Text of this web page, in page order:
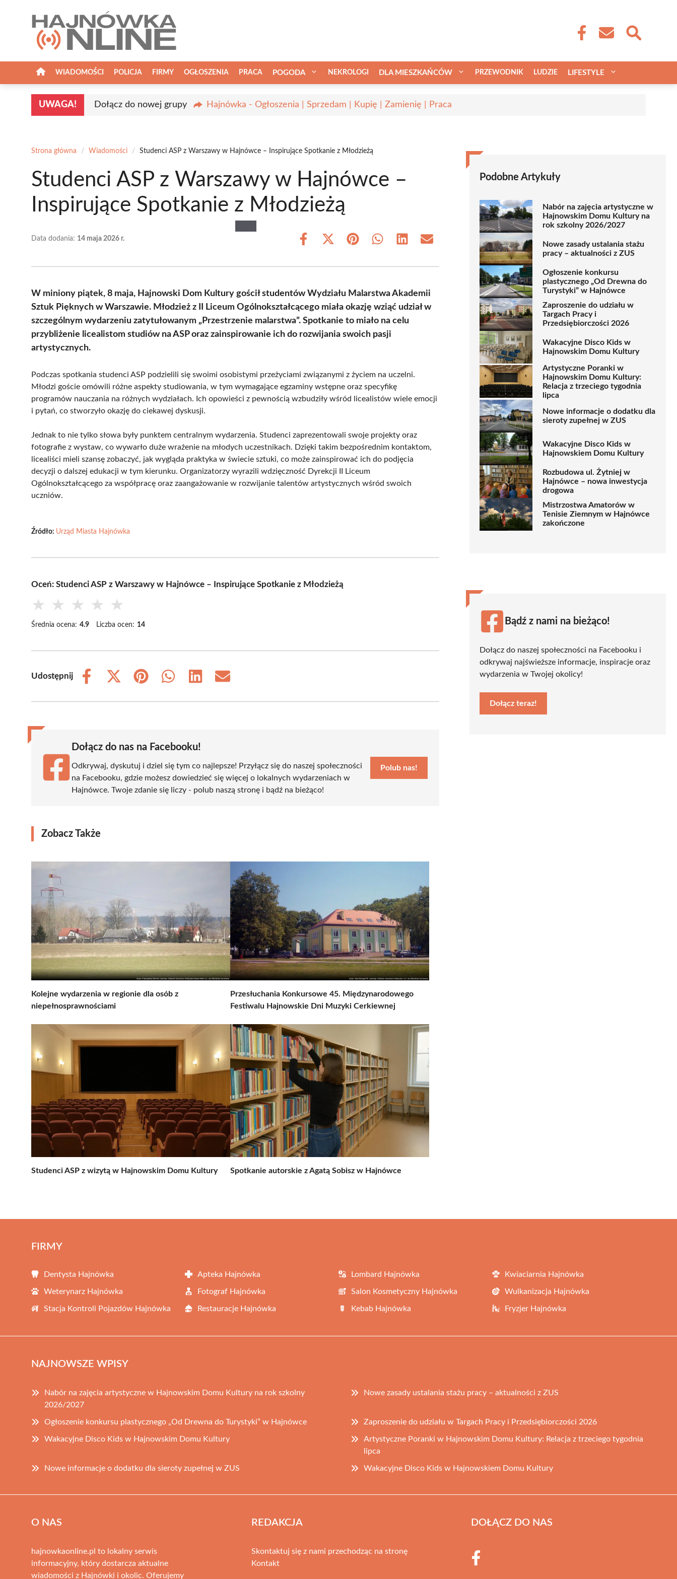
WIADOMOŚCI POLICJA FIRMY OGŁOSZENIA PRACA POGODA NEKROLOGI DLA MIESZKAŃCÓW PRZEWODNIK LUDZIE LIFESTYLE
UWAGA! Dołącz do nowej grupy Hajnówka - Ogłoszenia | Sprzedam | Kupię | Zamienię | Praca
Strona główna / Wiadomości / Studenci ASP z Warszawy w Hajnówce – Inspirujące Spotkanie z Młodzieżą
Studenci ASP z Warszawy w Hajnówce –
Inspirujące Spotkanie z Młodzieżą
Data dodania: 14 maja 2026 r.
Share
Share
(Twitter)
Share Share Share Share
W miniony piątek, 8 maja, Hajnowski Dom Kultury gościł studentów Wydziału Malarstwa Akademii
Sztuk Pięknych w Warszawie. Młodzież z II Liceum Ogólnokształcącego miała okazję wziąć udział w
szczególnym wydarzeniu zatytułowanym „Przestrzenie malarstwa”. Spotkanie to miało na celu
przybliżenie licealistom studiów na ASP oraz zainspirowanie ich do rozwijania swoich pasji
artystycznych.
Podczas spotkania studenci ASP podzielili się swoimi osobistymi przeżyciami związanymi z życiem na uczelni.
Młodzi goście omówili różne aspekty studiowania, w tym wymagające egzaminy wstępne oraz specyfikę
programów nauczania na różnych wydziałach. Ich opowieści z pewnością wzbudziły wśród licealistów wiele emocji
i pytań, co stworzyło okazję do ciekawej dyskusji.
Jednak to nie tylko słowa były punktem centralnym wydarzenia. Studenci zaprezentowali swoje projekty oraz
fotografie z wystaw, co wywarło duże wrażenie na młodych uczestnikach. Dzięki takim bezpośrednim kontaktom,
licealiści mieli szansę zobaczyć, jak wygląda praktyka w świecie sztuki, co może zainspirować ich do podjęcia
decyzji o dalszej edukacji w tym kierunku. Organizatorzy wyrazili wdzięczność Dyrekcji II Liceum
Ogólnokształcącego za współpracę oraz zaangażowanie w rozwijanie talentów artystycznych wśród swoich
uczniów.
Źródło: Urząd Miasta Hajnówka
Oceń: Studenci ASP z Warszawy w Hajnówce – Inspirujące Spotkanie z Młodzieżą
★ ★ ★ ★ ★
Średnia ocena: 4.9 Liczba ocen: 14
Udostępnij
Share
Share
(Twitter)
Share
Share
Share
Share
Dołącz do nas na Facebooku!
Odkrywaj, dyskutuj i dziel się tym co najlepsze! Przyłącz się do naszej społeczności
na Facebooku, gdzie możesz dowiedzieć się więcej o lokalnych wydarzeniach w
Hajnówce. Twoje zdanie się liczy - polub naszą stronę i bądź na bieżąco!
Polub nas!
Zobacz Także
Kolejne wydarzenia w regionie dla osób z
niepełnosprawnościami
Przesłuchania Konkursowe 45. Międzynarodowego
Festiwalu Hajnowskie Dni Muzyki Cerkiewnej
Studenci ASP z wizytą w Hajnowskim Domu Kultury Spotkanie autorskie z Agatą Sobisz w Hajnówce
Podobne Artykuły
Nabór na zajęcia artystyczne w
Hajnowskim Domu Kultury na
rok szkolny 2026/2027
Nowe zasady ustalania stażu
pracy – aktualności z ZUS
Ogłoszenie konkursu
plastycznego „Od Drewna do
Turystyki” w Hajnówce
Zaproszenie do udziału w
Targach Pracy i
Przedsiębiorczości 2026
Wakacyjne Disco Kids w
Hajnowskim Domu Kultury
Artystyczne Poranki w
Hajnowskim Domu Kultury:
Relacja z trzeciego tygodnia
lipca
Nowe informacje o dodatku dla
sieroty zupełnej w ZUS
Wakacyjne Disco Kids w
Hajnowskiem Domu Kultury
Rozbudowa ul. Żytniej w
Hajnówce – nowa inwestycja
drogowa
Mistrzostwa Amatorów w
Tenisie Ziemnym w Hajnówce
zakończone
Bądź z nami na bieżąco!
Dołącz do naszej społeczności na Facebooku i
odkrywaj najświeższe informacje, inspiracje oraz
wydarzenia w Twojej okolicy!
Dołącz teraz!
FIRMY
Dentysta Hajnówka Apteka Hajnówka Lombard Hajnówka Kwiaciarnia Hajnówka
Weterynarz Hajnówka Fotograf Hajnówka Salon Kosmetyczny Hajnówka Wulkanizacja Hajnówka
Stacja Kontroli Pojazdów Hajnówka Restauracje Hajnówka Kebab Hajnówka Fryzjer Hajnówka
NAJNOWSZE WPISY
Nabór na zajęcia artystyczne w Hajnowskim Domu Kultury na rok szkolny
2026/2027
Nowe zasady ustalania stażu pracy – aktualności z ZUS
Ogłoszenie konkursu plastycznego „Od Drewna do Turystyki” w Hajnówce Zaproszenie do udziału w Targach Pracy i Przedsiębiorczości 2026
Wakacyjne Disco Kids w Hajnowskim Domu Kultury
Artystyczne Poranki w Hajnowskim Domu Kultury: Relacja z trzeciego tygodnia
lipca
Nowe informacje o dodatku dla sieroty zupełnej w ZUS Wakacyjne Disco Kids w Hajnowskiem Domu Kultury
O NAS
hajnowkaonline.pl to lokalny serwis
informacyjny, który dostarcza aktualne
wiadomości z Hajnówki i okolic. Oferujemy
REDAKCJA
Skontaktuj się z nami przechodząc na stronę
Kontakt
DOŁĄCZ DO NAS